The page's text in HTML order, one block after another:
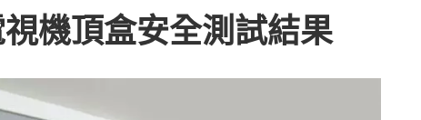
機頂盒安全測試結果